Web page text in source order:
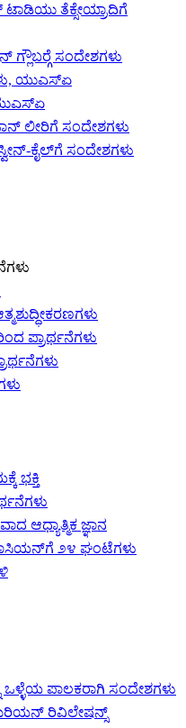
ತೆಕ್ಸೇಯ್ರಾದಿಗೆ
ಗ್ಲೌಬರ್‍ಗೆ ಸಂದೇಶಗಳು
ಯುಎಸ್‌ಏ
ಲೀರಿ‍ಗೆ ಸಂದೇಶಗಳು
ಕೈಲ್‍ಗೆ ಸಂದೇಶಗಳು
ಪ್ರಾರ್ಥನೆಗಳು
ಭಕ್ತಿ
ಆಧ್ಯಾತ್ಮಿಕ ಜ್ಞಾನ
೨೪ ಘಂಟೆಗಳು
ಪಾಲಕರಾಗಿ ಸಂದೇಶಗಳು
ರಿವಿಲೇಷನ್ಸ್